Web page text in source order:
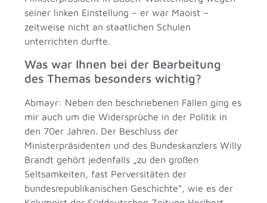
seiner linken Einstellung – er war Maoist –
zeitweise nicht an staatlichen Schulen
unterrichten durfte.
Was war Ihnen bei der Bearbeitung
des Themas besonders wichtig?
Abmayr: Neben den beschriebenen Fällen ging es
mir auch um die Widersprüche in der Politik in
den 70er Jahren. Der Beschluss der
Ministerpräsidenten und des Bundeskanzlers Willy
Brandt gehört jedenfalls „zu den großen
Seltsamkeiten, fast Perversitäten der
bundesrepublikanischen Geschichte“, wie es der